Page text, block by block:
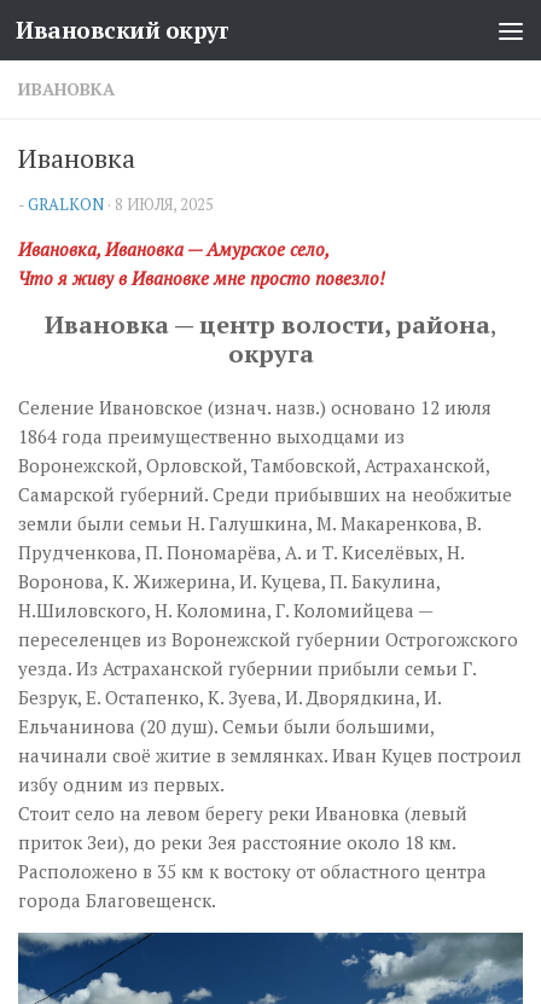
Перейти к содержимому
Ивановский округ
ИВАНОВКА
Ивановка
-GRALKON · 8 ИЮЛЯ, 2025
Ивановка, Ивановка — Амурское село,
Что я живу в Ивановке мне просто повезло!
Ивановка — центр волости, района,
округа
Селение Ивановское (изнач. назв.) основано 12 июля
1864 года преимущественно выходцами из
Воронежской, Орловской, Тамбовской, Астраханской,
Самарской губерний. Среди прибывших на необжитые
земли были семьи Н. Галушкина, М. Макаренкова, В.
Прудченкова, П. Пономарёва, А. и Т. Киселёвых, Н.
Воронова, К. Жижерина, И. Куцева, П. Бакулина,
Н.Шиловского, Н. Коломина, Г. Коломийцева —
переселенцев из Воронежской губернии Острогожского
уезда. Из Астраханской губернии прибыли семьи Г.
Безрук, Е. Остапенко, К. Зуева, И. Дворядкина, И.
Ельчанинова (20 душ). Семьи были большими,
начинали своё житие в землянках. Иван Куцев построил
избу одним из первых.
Стоит село на левом берегу реки Ивановка (левый
приток Зеи), до реки Зея расстояние около 18 км.
Расположено в 35 км к востоку от областного центра
города Благовещенск.